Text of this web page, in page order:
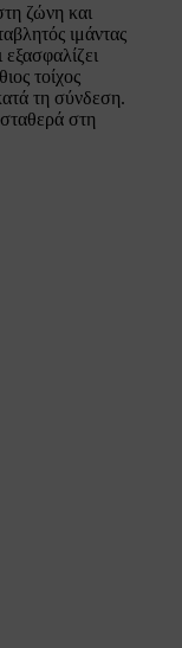
ζώνη και
ιμάντας
τοίχος
τη σύνδεση.
στη